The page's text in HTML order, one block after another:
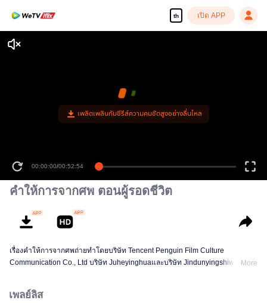
th เปิด APP
เพลิดเพลินกับซีรีส์ความคมชัดสูงอย่างลื่นไหล
00:00:00/00:52:54
คำให้การจากศพ ตอนผู้รอดชีวิต
เรื่องคำให้การจากศพถ่ายทำโดยบริษัท Tencent Penguin Film Culture
Communication Co., Ltd บริษัท Juheyinghuaและบริษัท Jindunyingshiwenhua
พร้อมกันทั่วประเทศ สืบค้นจากศพ ทำลายความมืดมิด ฐานะนักนิตเวช กระบอก
More
เพลย์ลิส